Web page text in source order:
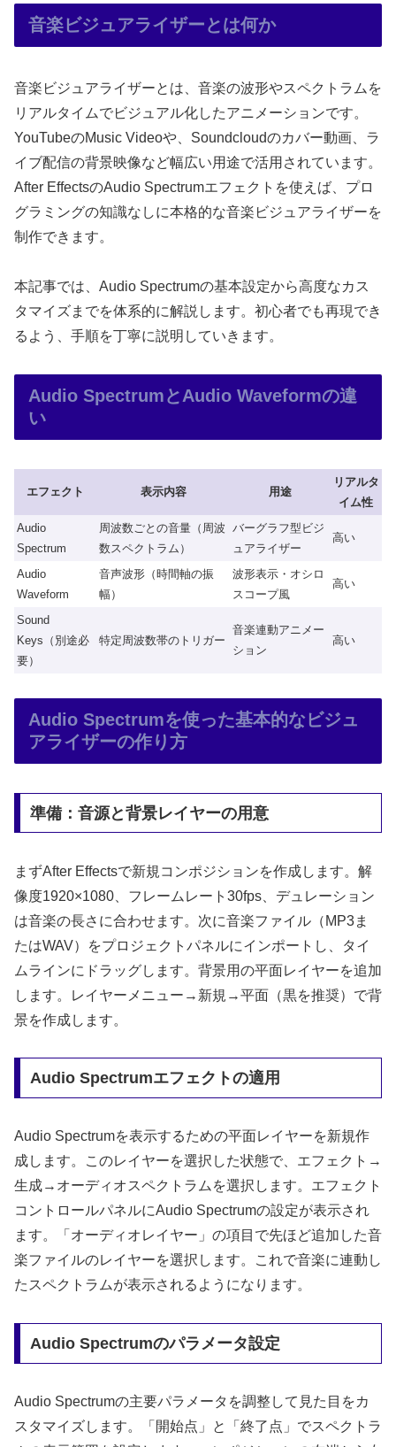
音楽ビジュアライザーとは何か
音楽ビジュアライザーとは、音楽の波形やスペクトラムを
リアルタイムでビジュアル化したアニメーションです。
YouTubeのMusic Videoや、Soundcloudのカバー動画、ラ
イブ配信の背景映像など幅広い用途で活用されています。
After EffectsのAudio Spectrumエフェクトを使えば、プロ
グラミングの知識なしに本格的な音楽ビジュアライザーを
制作できます。
本記事では、Audio Spectrumの基本設定から高度なカス
タマイズまでを体系的に解説します。初心者でも再現でき
るよう、手順を丁寧に説明していきます。
Audio SpectrumとAudio Waveformの違
い
エフェクト 表示内容 用途
リアルタ
イム性
Audio
Spectrum
周波数ごとの音量（周波
数スペクトラム）
バーグラフ型ビジ
ュアライザー
高い
Audio
Waveform
音声波形（時間軸の振
幅）
波形表示・オシロ
スコープ風
高い
Sound
Keys（別途必
要）
特定周波数帯のトリガー
音楽連動アニメー
ション
高い
Audio Spectrumを使った基本的なビジュ
アライザーの作り方
準備：音源と背景レイヤーの用意
まずAfter Effectsで新規コンポジションを作成します。解
像度1920×1080、フレームレート30fps、デュレーション
は音楽の長さに合わせます。次に音楽ファイル（MP3ま
たはWAV）をプロジェクトパネルにインポートし、タイ
ムラインにドラッグします。背景用の平面レイヤーを追加
します。レイヤーメニュー→新規→平面（黒を推奨）で背
景を作成します。
Audio Spectrumエフェクトの適用
Audio Spectrumを表示するための平面レイヤーを新規作
成します。このレイヤーを選択した状態で、エフェクト→
生成→オーディオスペクトラムを選択します。エフェクト
コントロールパネルにAudio Spectrumの設定が表示され
ます。「オーディオレイヤー」の項目で先ほど追加した音
楽ファイルのレイヤーを選択します。これで音楽に連動し
たスペクトラムが表示されるようになります。
Audio Spectrumのパラメータ設定
Audio Spectrumの主要パラメータを調整して見た目をカ
スタマイズします。「開始点」と「終了点」でスペクトラ